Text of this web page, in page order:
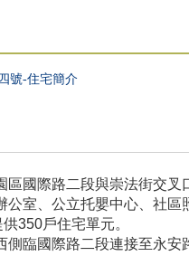
號-住宅簡介
區國際路二段與崇法街交
公室、公立托嬰中心、社
350戶住宅單元。
臨國際路二段連接至永